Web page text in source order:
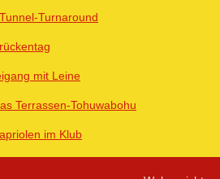
Turnaround
mit Leine
Terrassen-Tohuwabohu
im Klub